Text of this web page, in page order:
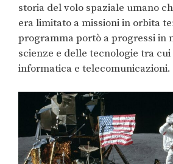
storia del volo spaziale umano
era limitato a missioni in orbita
programma portò a progressi in
scienze e delle tecnologie tra cui
informatica e telecomunicazioni.